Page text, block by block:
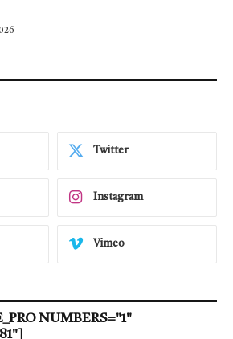
Twitter
Instagram
Vimeo
NUMBERS="1"